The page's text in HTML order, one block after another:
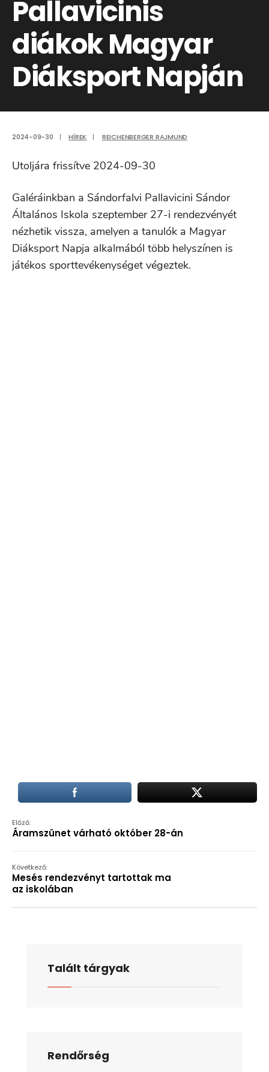
Pallavicinis
diákok Magyar
Diáksport Napján
2024-09-30 | HÍREK | REICHENBERGER RAJMUND
Utoljára frissítve 2024-09-30
Galéráinkban a Sándorfalvi Pallavicini Sándor
Általános Iskola szeptember 27-i rendezvényét
nézhetik vissza, amelyen a tanulók a Magyar
Diáksport Napja alkalmából több helyszínen is
játékos sporttevékenységet végeztek.
Előző:
Áramszünet várható október 28-án
Következő:
Mesés rendezvényt tartottak ma
az iskolában
Talált tárgyak
Rendőrség